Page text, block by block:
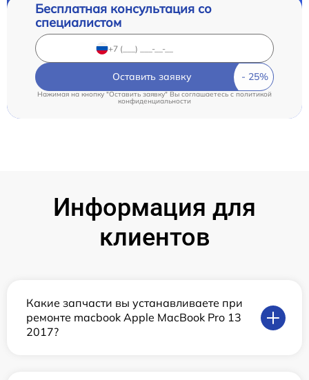
Бесплатная консультация со
специалистом
Оставить заявку
Нажимая на кнопку "Оставить заявку" Вы соглашаетесь c политикой
конфиденциальности
Информация для
клиентов
Какие запчасти вы устанавливаете при
ремонте macbook Apple MacBook Pro 13
2017?